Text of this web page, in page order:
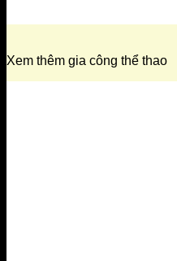
Xem thêm gia công thể thao